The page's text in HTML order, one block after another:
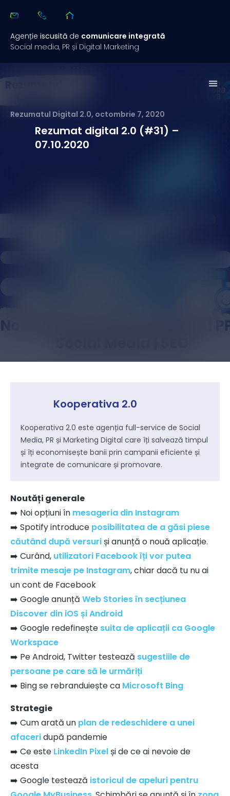
Agenție iscusită de comunicare integrată
Social media, PR și Digital Marketing
Rezumatul Digital 2.0, octombrie 7, 2020
Rezumat digital 2.0 (#31) –
07.10.2020
Kooperativa 2.0
Kooperativa 2.0 este agenția full-service de Social
Media, PR și Marketing Digital care îți salvează timpul
și îți economisește banii prin campanii eficiente și
integrate de comunicare și promovare.
Noutăți generale
➡️ Noi opțiuni în mesageria din Instagram
➡️ Spotify introduce posibilitatea de a găsi piese
căutând după versuriși anunță o nouă aplicație.
➡️ Curând, utilizatori Facebook îți vor putea
trimite mesaje pe Instagram, chiar dacă tu nu ai
un cont de Facebook
➡️ Google anunță Web Stories în secțiunea
Discover din iOS și Android
➡️ Google redefinește suita de aplicații ca Google
Workspace
➡️ Pe Android, Twitter testează sugestiile de
persoane pe care să le urmăriți
➡️ Bing se rebranduiește ca Microsoft Bing
Strategie
➡️ Cum arată un plan de redeschidere a unei
afaceridupă pandemie
➡️ Ce este LinkedIn Pixelși de ce ai nevoie de
acesta
➡️ Google testează istoricul de apeluri pentru